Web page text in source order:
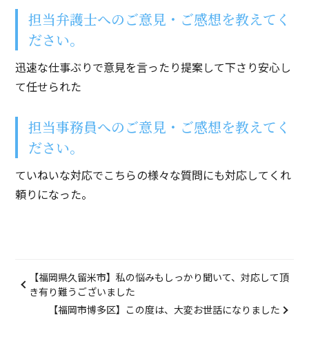
担当弁護士へのご意見・ご感想を教えてく
ださい。
迅速な仕事ぶりで意見を言ったり提案して下さり安心し
て任せられた
担当事務員へのご意見・ご感想を教えてく
ださい。
ていねいな対応でこちらの様々な質問にも対応してくれ
頼りになった。
【福岡県久留米市】私の悩みもしっかり聞いて、対応して頂
き有り難うございました
【福岡市博多区】この度は、大変お世話になりました